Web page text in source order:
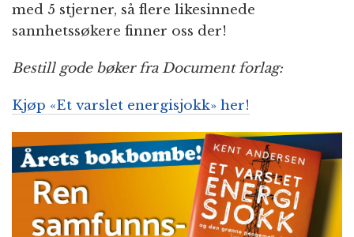
med 5 stjerner, så flere likesinnede
sannhetssøkere finner oss der!
Bestill gode bøker fra Document forlag:
Kjøp «Et varslet energisjokk» her!